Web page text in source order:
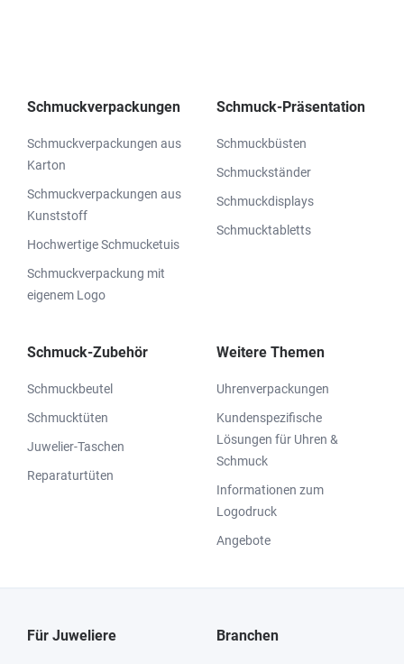
Schmuckverpackungen
Schmuckverpackungen aus
Karton
Schmuckverpackungen aus
Kunststoff
Hochwertige Schmucketuis
Schmuckverpackung mit
eigenem Logo
Schmuck-Präsentation
Schmuckbüsten
Schmuckständer
Schmuckdisplays
Schmucktabletts
Schmuck-Zubehör
Schmuckbeutel
Schmucktüten
Juwelier-Taschen
Reparaturtüten
Weitere Themen
Uhrenverpackungen
Kundenspezifische
Lösungen für Uhren &
Schmuck
Informationen zum
Logodruck
Angebote
Für Juweliere Branchen